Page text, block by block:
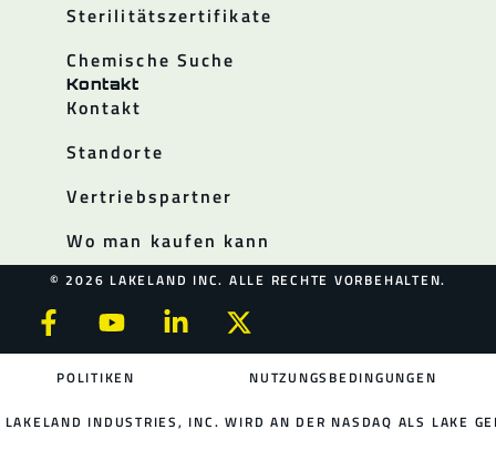
Sterilitätszertifikate
Chemische Suche
Kontakt
Kontakt
Standorte
Vertriebspartner
Wo man kaufen kann
© 2026 LAKELAND INC. ALLE RECHTE VORBEHALTEN.
POLITIKEN NUTZUNGSBEDINGUNGEN
LAKELAND INDUSTRIES, INC. WIRD AN DER NASDAQ ALS LAKE